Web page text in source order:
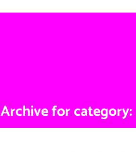
Archive for category: